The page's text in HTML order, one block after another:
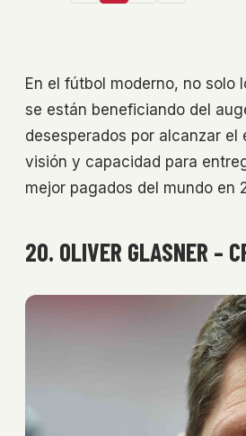
En el fútbol moderno, no solo
se están beneficiando del
desesperados por alcanzar
visión y capacidad para
mejor pagados del mundo en
20. OLIVER GLASNER –